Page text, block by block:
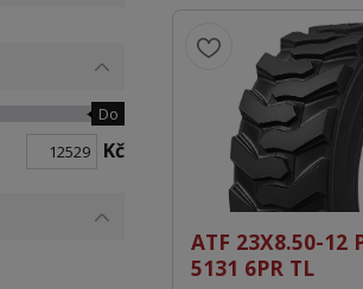
ATF 23X8.50-12
5131 6PR TL
Do
Kč